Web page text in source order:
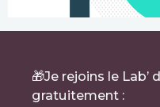
🎁Je rejoins le
gratuitement :